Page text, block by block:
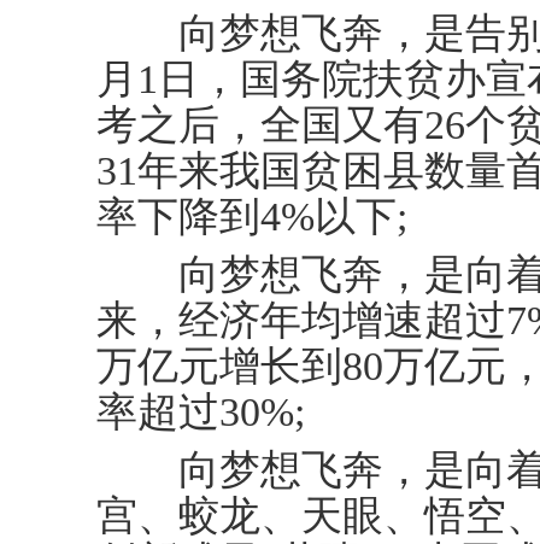
向梦想飞奔，是告别
月1日，国务院扶贫办
考之后，全国又有26个
31年来我国贫困县数量
率下降到4%以下;
向梦想飞奔，是向着
来，经济年均增速超过
万亿元增长到80万亿元
率超过30%;
向梦想飞奔，是向着
宫、蛟龙、天眼、悟空